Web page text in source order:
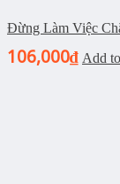
Đừng Làm Việc
106,000₫ Add